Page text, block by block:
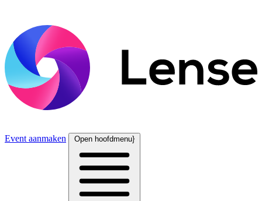
Event aanmaken Open hoofdmenu}